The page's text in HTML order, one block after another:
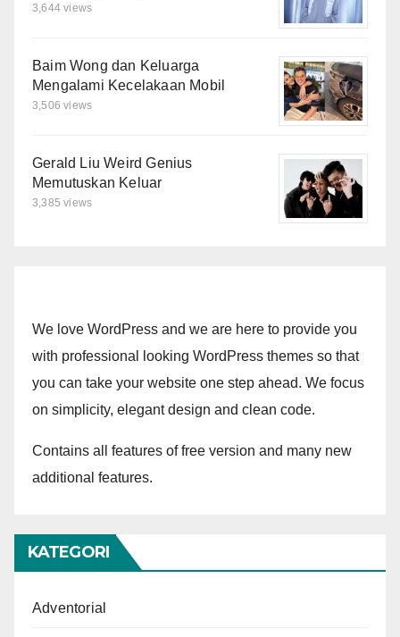
3,644 views
Baim Wong dan Keluarga
Mengalami Kecelakaan Mobil
3,506 views
Gerald Liu Weird Genius
Memutuskan Keluar
3,385 views
We love WordPress and we are here to provide you
with professional looking WordPress themes so that
you can take your website one step ahead. We focus
on simplicity, elegant design and clean code.
Contains all features of free version and many new
additional features.
KATEGORI
Adventorial